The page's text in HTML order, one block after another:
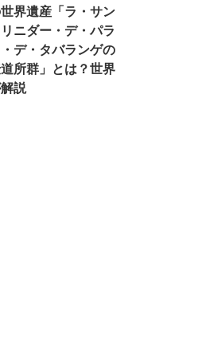
界遺産「ラ・サン
ニダー・デ・パラ
デ・タバランゲの
所群」とは？世界
説